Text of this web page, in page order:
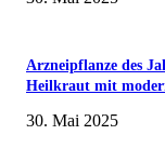
Arzneipflanze des
Heilkraut mit
30. Mai 2025